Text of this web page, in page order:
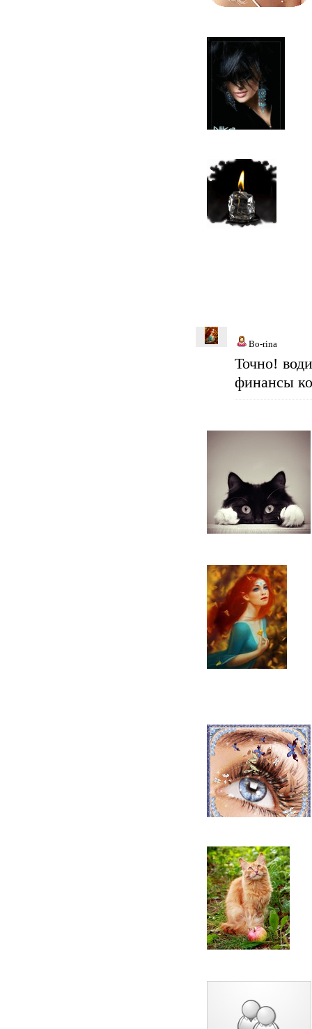
Bo-rina
Точно!
финансы